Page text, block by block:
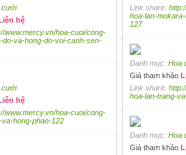
Link share:
hoa-lan-
127
cưới
hệ
www.mercy.vn/hoa-cuoi/cong-
do-va-hong-do-voi-canh-sen-
Danh mục: Hoa
Giá tham khảo
Link share:
hoa-lan-trang-
cưới
hệ
www.mercy.vn/hoa-cuoi/cong-
va-hong-phan-122
Danh mục: Hoa
Giá tham khảo